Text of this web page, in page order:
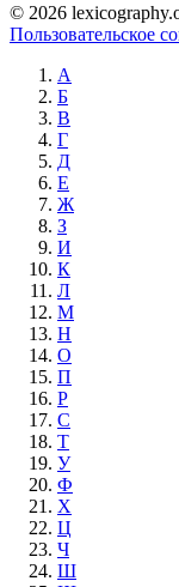
© 2026
Пользовательское
А
Б
В
Г
Д
Е
Ж
З
И
К
Л
М
Н
О
П
Р
С
Т
У
Ф
Х
Ц
Ч
Ш